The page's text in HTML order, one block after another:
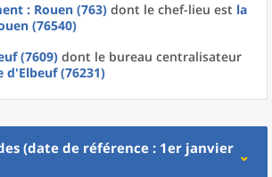
: Rouen (763) dont le chef-lieu est la
(76540)
(7609) dont le bureau centralisateur
d'Elbeuf (76231)
(date de référence : 1er janvier